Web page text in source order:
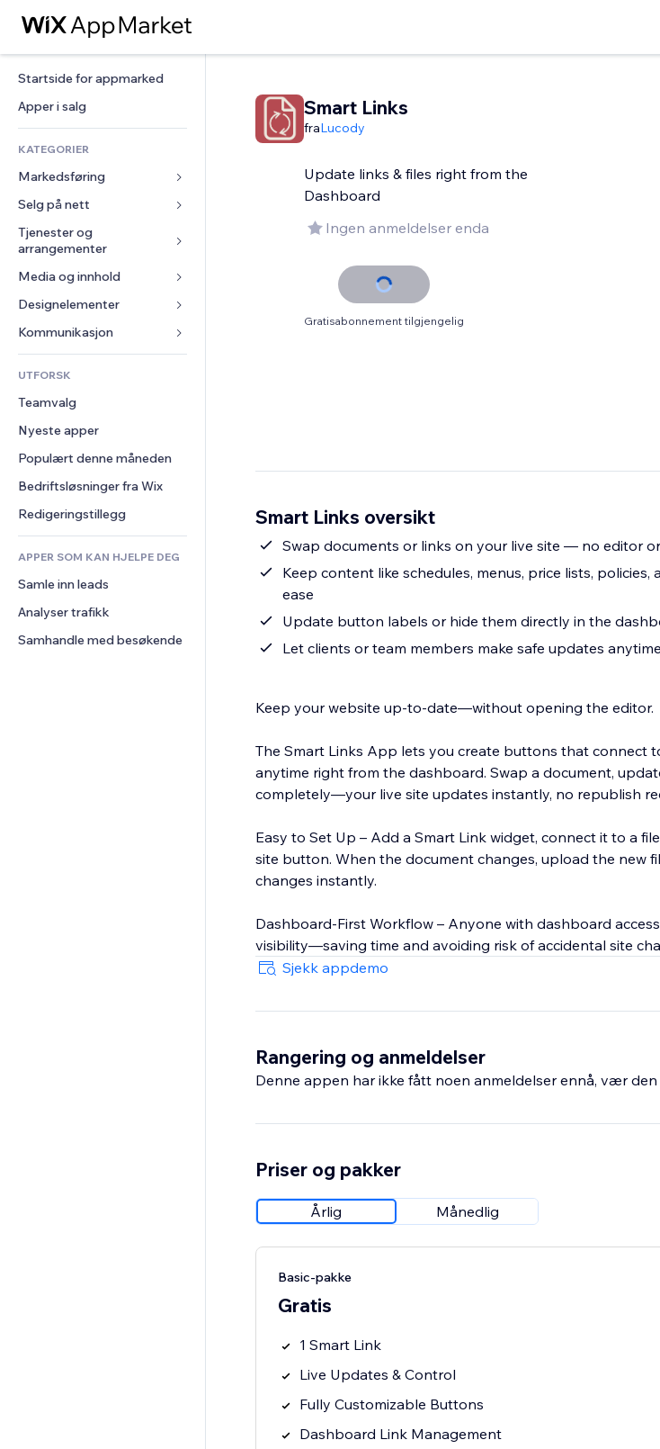
Startside for appmarked
Apper i salg
KATEGORIER
Markedsføring
Annonser
Mobil
Analyser
Sosiale medier
SEO
Engasjement
Nettstedsoppføringer
E-post
Konvertering
Selg på nett
Apper for butikker
Frakt og levering
Selg-knapper
Nettkurs
On-demand-utskrift
Regnskap
Kuponger og fordelsprogram
Lagerløsninger
Dropshipping
Priser og abonnement
Folkefinansiering
Mat og drikke
Tjenester og
arrangementer
Hoteller
Arrangementer
Restauranter
Eiendom
Bookinger
Media og innhold
Galleri
Musikk
Podkaster
Fotografi
Video
PDF
Fildeling
Nyheter
Designelementer
Kart og navigasjon
Personvern og sikkerhet
Klokke
Sidemaler
Bildeeffekter
Knapper og menyer
Bannere og merker
Kalkulatorer
Søk
Vær
Diagrammer og tabeller
Skjemaer
Avstemninger
Chat
Kommentarer
Telefon
Samfunn
Anmeldelser og
UTFORSK
Teamvalg
Nyeste apper
Populært denne måneden
Bedriftsløsninger fra Wix
Redigeringstillegg
APPER SOM KAN HJELPE DEG
Samle inn leads
Analyser trafikk
Samhandle med besøkende
Smart Links
fraLucody
Update links & files right from the
Dashboard
Ingen anmeldelser enda
Gratisabonnement tilgjengelig
Smart Links oversikt
Swap documents or links on your live site — no editor
Keep content like schedules, menus, price lists,
ease
Update button labels or hide them directly in the
Let clients or team members make safe updates anytime
Keep your website up-to-date—without opening the editor.
The Smart Links App lets you create buttons that connect
anytime right from the dashboard. Swap a document,
completely—your live site updates instantly, no republish
Easy to Set Up – Add a Smart Link widget, connect it to a
site button. When the document changes, upload the new
changes instantly.
Dashboard-First Workflow – Anyone with dashboard
visibility—saving time and avoiding risk of accidental site
Sjekk appdemo
Rangering og anmeldelser
Denne appen har ikke fått noen anmeldelser ennå, vær
Priser og pakker
Årlig Månedlig
Basic-pakke
Gratis
1 Smart Link
Live Updates & Control
Fully Customizable Buttons
Dashboard Link Management